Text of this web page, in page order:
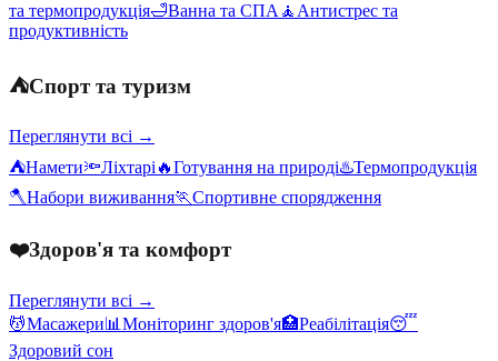
та термопродукція🛁Ванна та СПА 🧘 Антистрес та
продуктивність
⛺Спорт та туризм
Переглянути всі →
⛺Намети🔦Ліхтарі 🔥Готування на природі♨️Термопродукція
🪓Набори виживання🏃Спортивне спорядження
❤️Здоров'я та комфорт
Переглянути всі →
💆Масажери📊 Моніторинг здоров'я🏥Реабілітація😴
Здоровий сон